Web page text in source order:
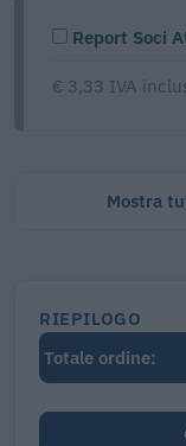
Report Soci
€ 3,33 IVA
Mostra
RIEPILOGO
Totale ordine: